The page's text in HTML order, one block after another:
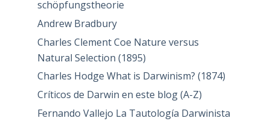
schöpfungstheorie
Andrew Bradbury
Charles Clement Coe Nature versus
Natural Selection (1895)
Charles Hodge What is Darwinism? (1874)
Críticos de Darwin en este blog (A-Z)
Fernando Vallejo La Tautología Darwinista